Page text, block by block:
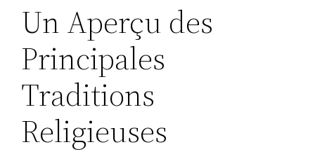
Un Aperçu des
Principales
Traditions
Religieuses